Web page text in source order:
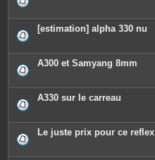
[estimation] alpha 330 nu
A300 et Samyang 8mm
A330 sur le carreau
Le juste prix pour ce reflex